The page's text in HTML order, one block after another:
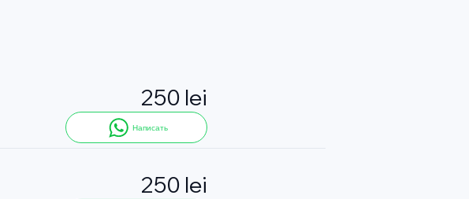
250 lei
Написать
250 lei